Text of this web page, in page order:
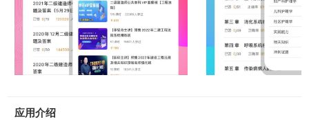
应用介绍